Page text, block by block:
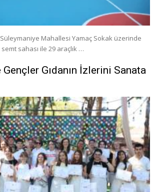
Mahallesi Yamaç Sokak üzerinde
semt sahası ile 29 araçlık …
Gençler Gıdanın İzlerini Sanata